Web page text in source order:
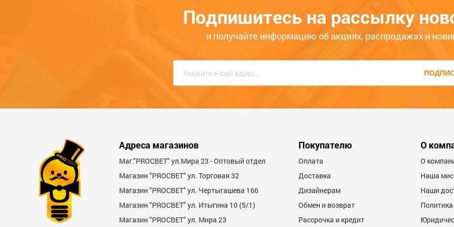
3056
ЦБ-00075576
ULD-S10000-120/TBK
2498
ЦБ-00077461
Достоинства
Подпишитесь на рассылку
и получайте информацию об акциях, распродажах и
Адреса магазинов
Маг."PROСВЕТ" ул.Мира 23 - Оптовый отдел
Магазин "PROСВЕТ" ул. Торговая 32
Магазин "PROCBET" ул. Чертыгашева 166
Магазин "PROCBET" ул. Итыгина 10 (5/1)
Магазин "PROСВЕТ" ул. Мира 23
Покупателю
Оплата
Доставка
Дизайнерам
Обмен и возврат
Рассрочка и кредит
О
О
Наша
Наши